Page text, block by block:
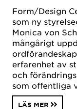
Form/Design
som ny
Monica von
mångårigt
erfarenhet av
och
som offentliga
LÄS MER